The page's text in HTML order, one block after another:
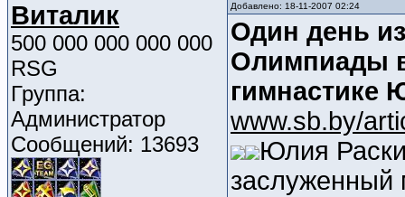
Виталик
500 000 000 000 000
RSG
Группа:
Администратор
Сообщений: 13693
Добавлено: 18-11-2007 02:24
Один день
Олимпиады
гимнастике
www.sb.by/
Юлия
заслуженный